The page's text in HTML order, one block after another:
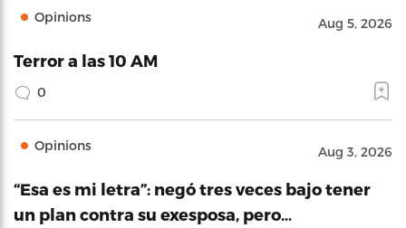
Opinions Aug 5, 2026
Terror a las 10 AM
0
Opinions Aug 3, 2026
“Esa es mi letra”: negó tres veces bajo tener
un plan contra su exesposa, pero…